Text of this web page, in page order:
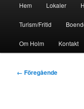
Hem Lokaler
Turism/Fritid
Om Holm Kontakt
Bildnavigering
← Föregående